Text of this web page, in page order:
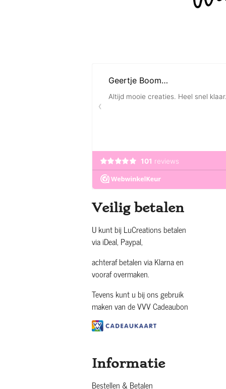
Veilig betalen
U kunt bij LuCreations betalen
via iDeal, Paypal,
achteraf betalen via Klarna en
vooraf overmaken.
Tevens kunt u bij ons gebruik
maken van de VVV Cadeaubon
Informatie
Bestellen & Betalen